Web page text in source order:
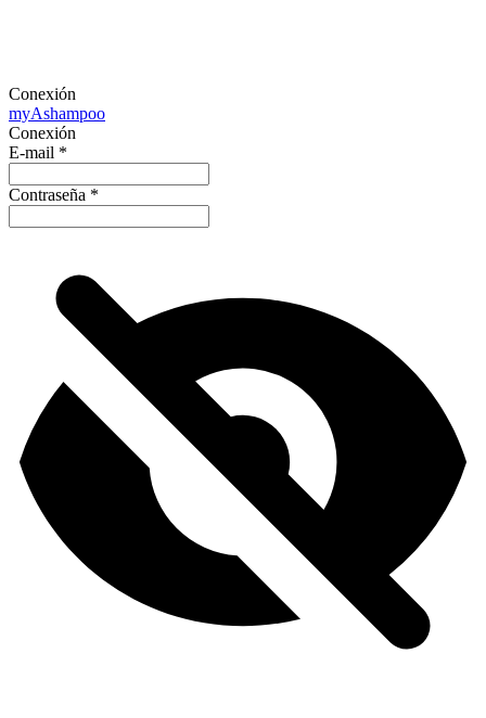
Conexión
myAshampoo
Conexión
E-mail *
Contraseña *